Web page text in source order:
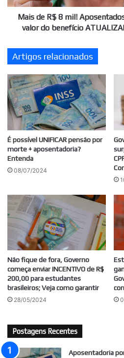
alegria
com
benefício
ATUALIZADO
2025,
confira
Mais de R$ 8 mil!
valor do benefício
Artigos relacionados
É possível UNIFICAR pensão por
morte + aposentadoria?
Entenda
08/07/2024
Não fique de fora, Governo
começa enviar INCENTIVO de R$
200,00 para estudantes
brasileiros; Veja como garantir
28/05/2024
Postagens Recentes
Aposentadoria